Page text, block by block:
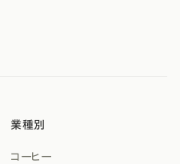
業種別
コーヒー